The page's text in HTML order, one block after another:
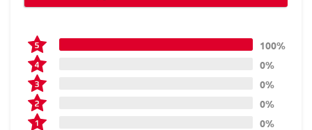
100%
0%
0%
0%
0%